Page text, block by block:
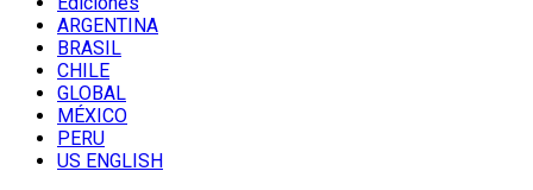
ARGENTINA
BRASIL
CHILE
GLOBAL
MÉXICO
PERU
US ENGLISH